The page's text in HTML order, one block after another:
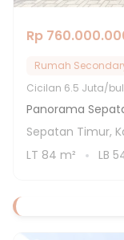
Rp
Rumah
Cicilan 6.5 Juta/
Panorama
Sepatan Timur,
LT 84 m² LB